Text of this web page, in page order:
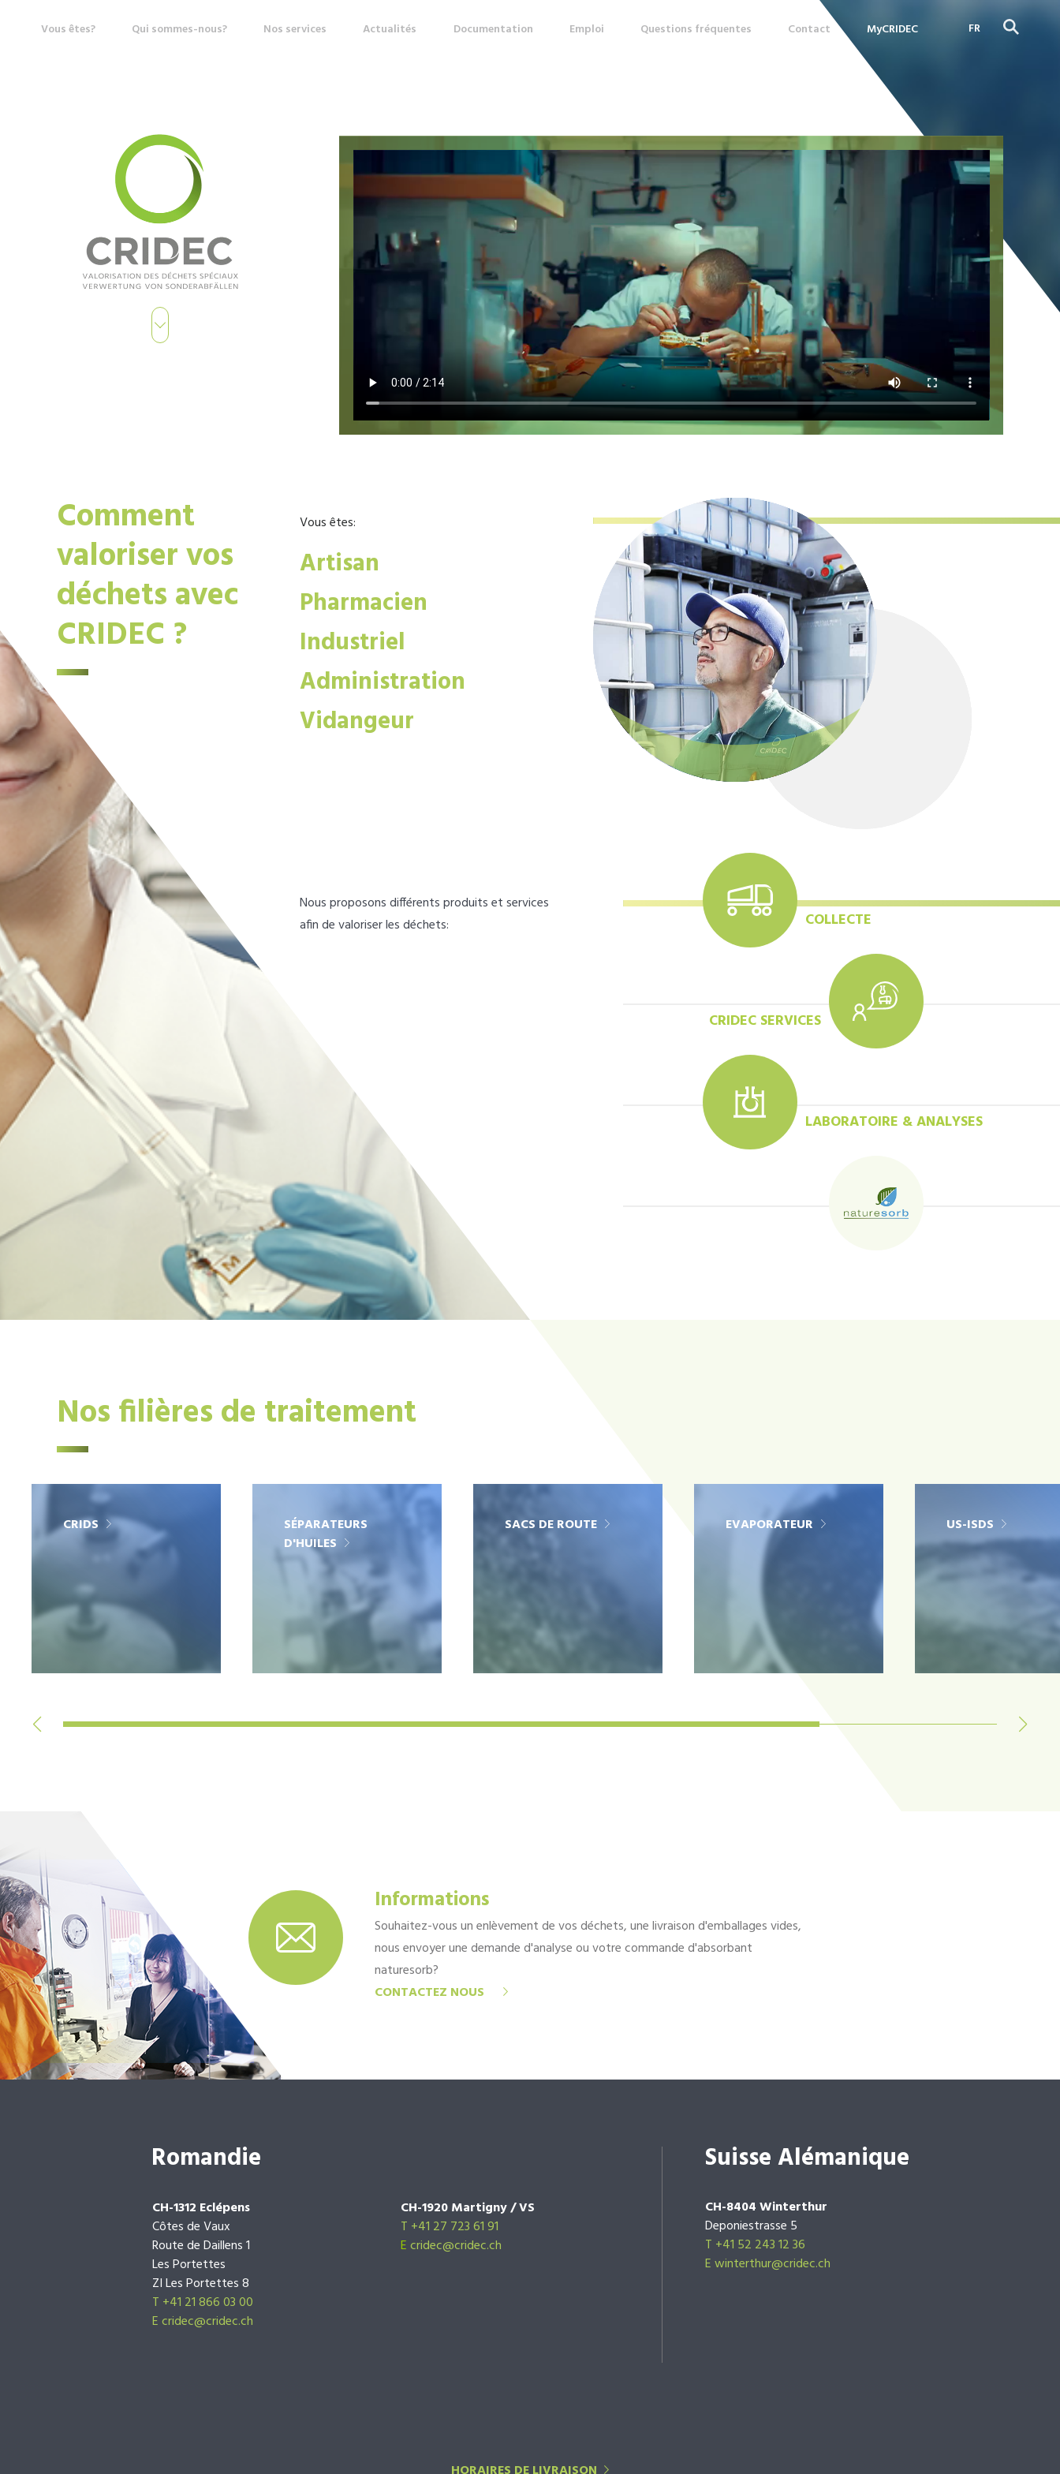
Vous êtes? Qui sommes-nous? Nos services Actualités Documentation Emploi Questions fréquentes Contact MyCRIDEC
FR
Comment
valoriser vos
déchets avec
CRIDEC ?
Vous êtes:
Artisan
Pharmacien
Industriel
Administration
Vidangeur
Nous proposons différents produits et services
afin de valoriser les déchets:
COLLECTE
CRIDEC SERVICES
LABORATOIRE & ANALYSES
Nos filières de traitement
CRIDS
SÉPARATEURS
D'HUILES
SACS DE ROUTE EVAPORATEUR US-ISDS
Informations
Souhaitez-vous un enlèvement de vos déchets, une livraison d'emballages vides,
nous envoyer une demande d'analyse ou votre commande d'absorbant
naturesorb?
CONTACTEZ NOUS
Romandie
CH-1312 Eclépens
Côtes de Vaux
Route de Daillens 1
Les Portettes
ZI Les Portettes 8
T +41 21 866 03 00
Ecridec@cridec.ch
CH-1920 Martigny / VS
T +41 27 723 61 91
Ecridec@cridec.ch
Suisse Alémanique
CH-8404 Winterthur
Deponiestrasse 5
T +41 52 243 12 36
E winterthur@cridec.ch